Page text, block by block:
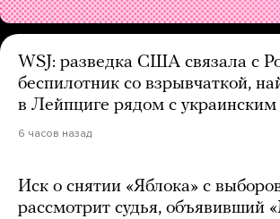
WSJ: разведка США связала с
беспилотник со взрывчаткой,
в Лейпциге рядом с
6 часов назад
Иск о снятии «Яблока» с
рассмотрит судья, объявивший